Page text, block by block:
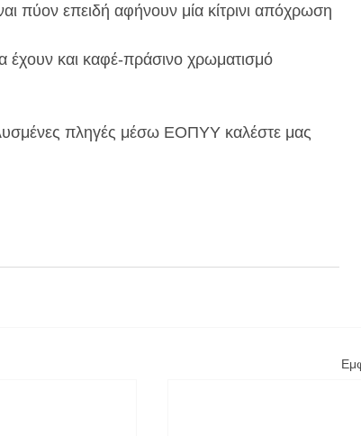
πύον επειδή αφήνουν μία κίτρινι απόχρωση
πληγές μέσω ΕΟΠΥΥ καλέστε μας